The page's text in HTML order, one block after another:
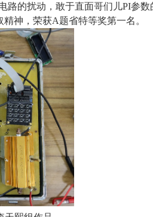
路的扰动，敢于直面哥们儿PI参数
精神，荣获A题省特等奖第一名 。